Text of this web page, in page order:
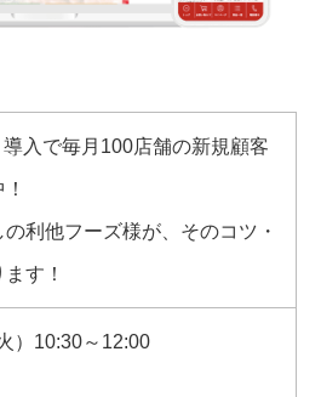
導入で毎月100店舗の新規顧客
利他フーズ様が、そのコツ・
す！
）10:30～12:00